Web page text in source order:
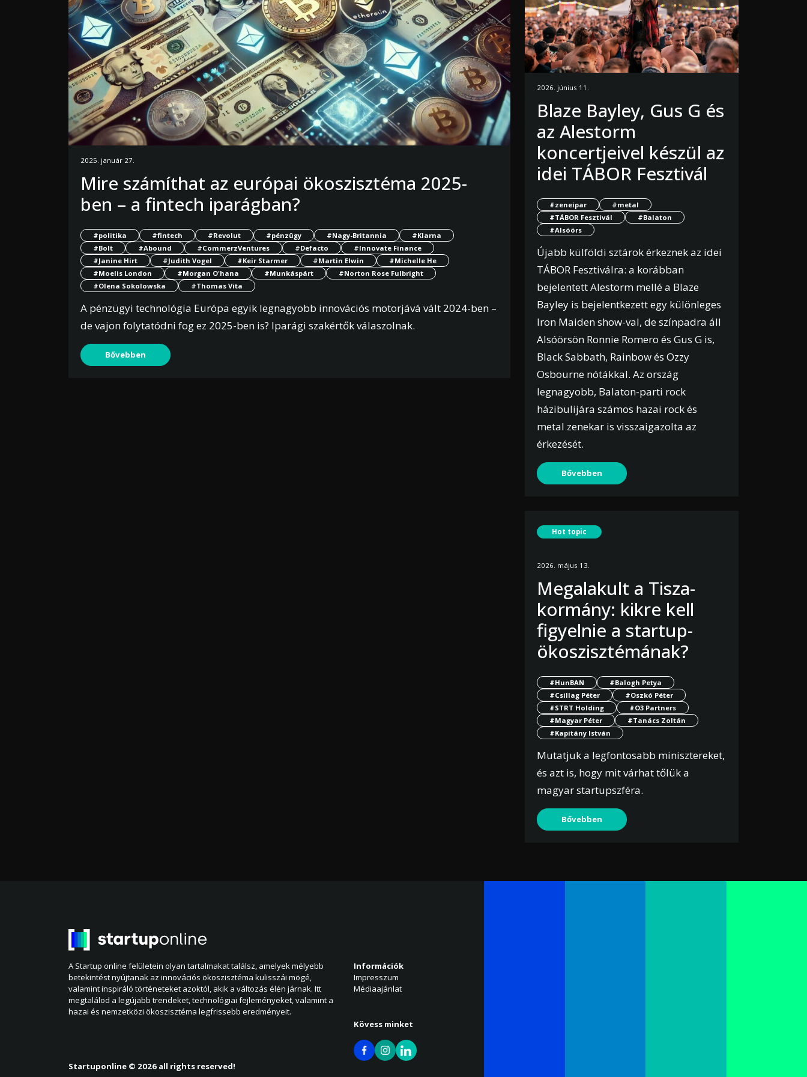
2025. január 27.
Mire számíthat az európai ökoszisztéma 2025-
ben – a fintech iparágban?
#politika #fintech #Revolut #pénzügy #Nagy-Britannia
#Klarna
#Bolt
#Abound #CommerzVentures #Defacto
#Innovate Finance
#Janine Hirt
#Judith Vogel #Keir Starmer #Martin Elwin
#Michelle He
#Moelis London
#Morgan O'hana #Munkáspárt
#Norton Rose Fulbright
#Olena Sokolowska
#Thomas Vita
A pénzügyi technológia Európa egyik legnagyobb innovációs motorjává vált 2024-ben –
de vajon folytatódni fog ez 2025-ben is? Iparági szakértők válaszolnak.
Bővebben
2026. június 11.
Blaze Bayley, Gus G és
az Alestorm
koncertjeivel készül az
idei TÁBOR Fesztivál
#zeneipar
#metal
#TÁBOR Fesztivál
#Balaton
#Alsóörs
Újabb külföldi sztárok érkeznek az idei
TÁBOR Fesztiválra: a korábban
bejelentett Alestorm mellé a Blaze
Bayley is bejelentkezett egy különleges
Iron Maiden show-val, de színpadra áll
Alsóörsön Ronnie Romero és Gus G is,
Black Sabbath, Rainbow és Ozzy
Osbourne nótákkal. Az ország
legnagyobb, Balaton-parti rock
házibulijára számos hazai rock és
metal zenekar is visszaigazolta az
érkezését.
Bővebben
Hot topic
2026. május 13.
Megalakult a Tisza-
kormány: kikre kell
figyelnie a startup-
ökoszisztémának?
#HunBAN
#Balogh Petya
#Csillag Péter
#Oszkó Péter
#STRT Holding
#O3 Partners
#Magyar Péter
#Tanács Zoltán
#Kapitány István
Mutatjuk a legfontosabb minisztereket,
és azt is, hogy mit várhat tőlük a
magyar startupszféra.
Bővebben
A Startup online felületein olyan tartalmakat találsz, amelyek mélyebb
betekintést nyújtanak az innovációs ökoszisztéma kulisszái mögé,
valamint inspiráló történeteket azoktól, akik a változás élén járnak. Itt
megtalálod a legújabb trendeket, technológiai fejleményeket, valamint a
hazai és nemzetközi ökoszisztéma legfrissebb eredményeit.
Információk
Impresszum
Médiaajánlat
Kövess minket
Startuponline © 2026 all rights reserved!